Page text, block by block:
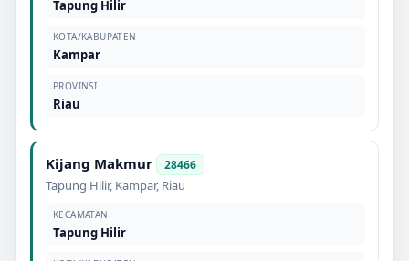
Tapung Hilir
KOTA/KABUPATEN
Kampar
PROVINSI
Riau
Kijang Makmur 28466
Tapung Hilir, Kampar, Riau
KECAMATAN
Tapung Hilir